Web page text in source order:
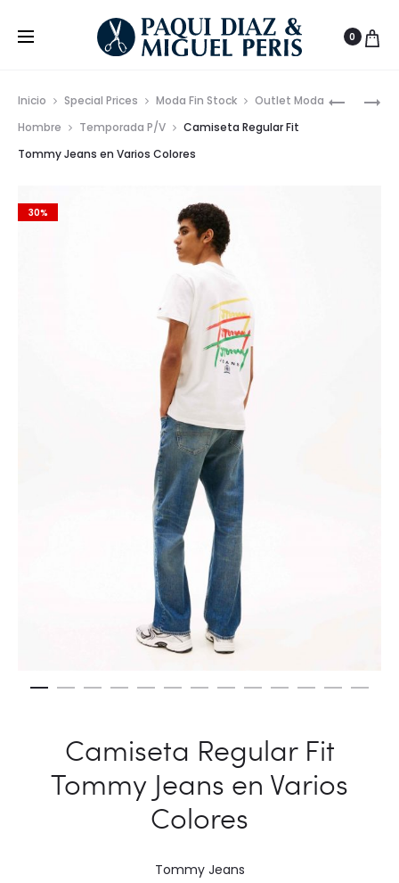
0
VESTIDO
Inicio Special Prices Moda Fin Stock
Outlet Moda
Hombre
Temporada P/V
Camiseta Regular Fit
Tommy Jeans en Varios Colores
30%
Camiseta Regular Fit
Tommy Jeans en Varios
Colores
Tommy Jeans